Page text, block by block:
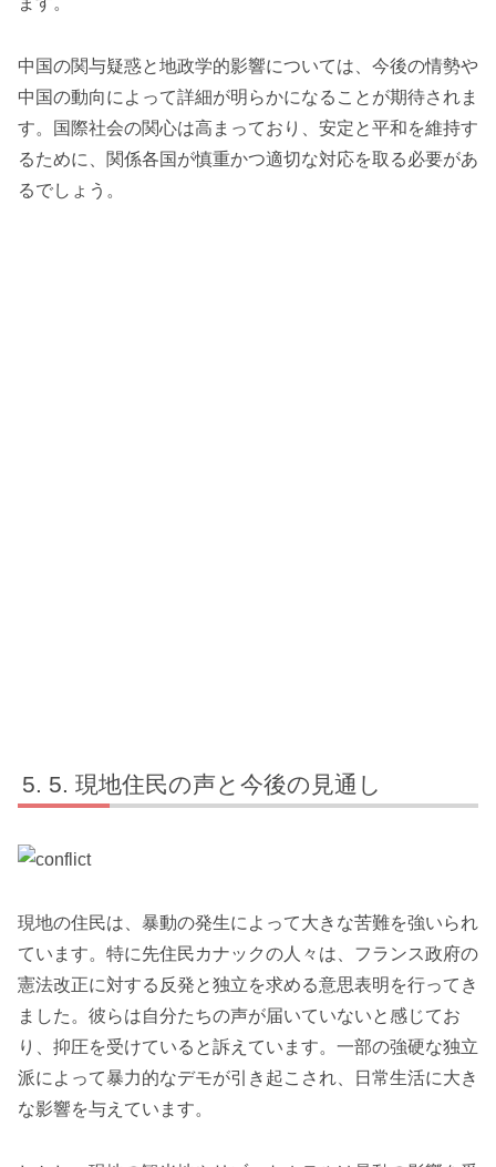
中国の関与疑惑と地政学的影響については、今後の情勢や
中国の動向によって詳細が明らかになることが期待されま
す。国際社会の関心は高まっており、安定と平和を維持す
るために、関係各国が慎重かつ適切な対応を取る必要があ
るでしょう。
5. 現地住民の声と今後の見通し
現地の住民は、暴動の発生によって大きな苦難を強いられ
ています。特に先住民カナックの人々は、フランス政府の
憲法改正に対する反発と独立を求める意思表明を行ってき
ました。彼らは自分たちの声が届いていないと感じてお
り、抑圧を受けていると訴えています。一部の強硬な独立
派によって暴力的なデモが引き起こされ、日常生活に大き
な影響を与えています。